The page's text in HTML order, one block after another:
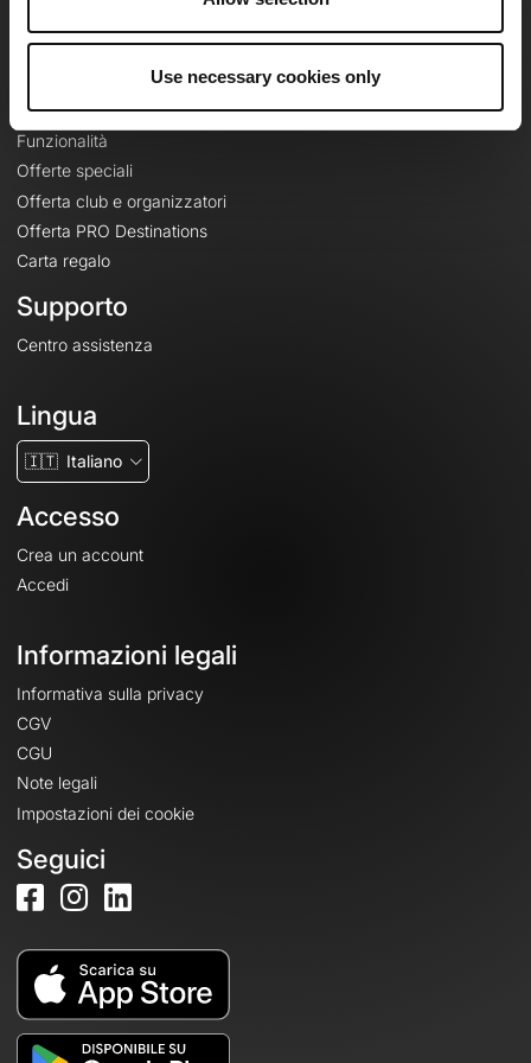
Use necessary cookies only
Le Mag'
Mappe di base topografiche
Funzionalità
Offerte speciali
Offerta club e organizzatori
Offerta PRO Destinations
Carta regalo
Supporto
Centro assistenza
Lingua
🇮🇹 Italiano
Accesso
Crea un account
Accedi
Informazioni legali
Informativa sulla privacy
CGV
CGU
Note legali
Impostazioni dei cookie
Seguici